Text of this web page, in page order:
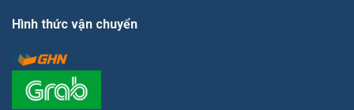
Hình thức vận chuyển